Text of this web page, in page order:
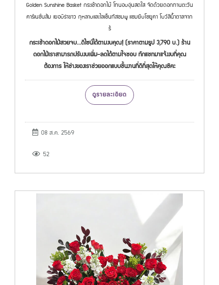
Golden Sunshine Basket กระเช้าดอกไม้ โทนอบอุ่นสดใส จัดด้วยดอกทานตะวัน
คาร์เนชั่นส้ม เยอบีร่าขาว กุหลาบและไลเซ็นทัสชมพู แซมยิบโซยูคา โบว์สีน้ำตาลจาก
ร้
กระเช้าดอกไม้สวยจบ...ดีไซน์ได้ตามงบคุณ! (ราคาตามรูป 3,790 บ.) ร้าน
ดอกไม้เราสามารถปรับงบเพิ่ม-ลดได้ตามใจชอบ ทักแชทมาแจ้งงบที่คุณ
ต้องการ ให้ช่างของเราช่วยออกแบบชิ้นงานที่ดีที่สุดให้คุณซิคะ
ดูรายละเอียด
08 ส.ค. 2569
52